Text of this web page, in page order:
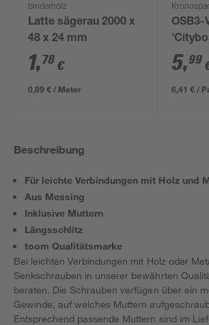
binderholz
Latte sägerau 2000 x
48 x 24 mm
1,78 €
0,89 € / Meter
OSB3-
634 x
5,99
6,41 € /
Beschreibung
Für leichte Verbindungen mit Holz und
Aus Messing
Inklusive Muttern
Längsschlitz
toom Qualitätsmarke
Bei leichten Verbindungen mit Holz oder
Senkschrauben in unserer bewährten
beraten. Die Schrauben verfügen über ein
Gewinde, auf welches Muttern
Entsprechend passende Muttern sind im